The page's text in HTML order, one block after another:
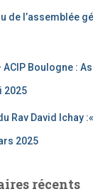
de l’assemblée
ACIP Boulogne :
2025
Rav David Ichay
2025
récents